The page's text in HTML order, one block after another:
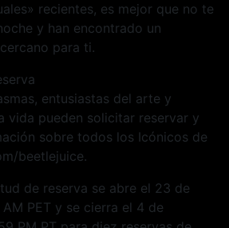
recientes, es mejor que no te
y han encontrado un
para ti.
entusiastas del arte y
vida pueden solicitar reservar y
sobre todos los Icónicos de
beetlejuice.
de reserva se abre el 23 de
PET y se cierra el 4 de